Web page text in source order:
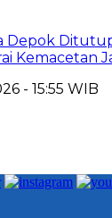
Depok
Kemacetan
- 15:55 WIB